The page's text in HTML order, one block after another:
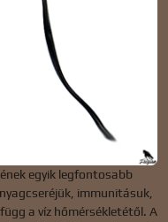
egyik legfontosabb
immunitásuk,
a víz hőmérsékletétől. A